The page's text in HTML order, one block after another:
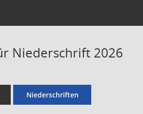
Niederschrift 2026
Niederschriften